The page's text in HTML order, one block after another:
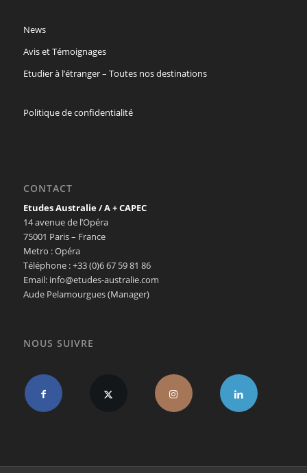
News
Avis et Témoignages
Etudier à l’étranger – Toutes nos destinations
Politique de confidentialité
CONTACT
Etudes Australie / A + CAPEC
14 avenue de l’Opéra
75001 Paris – France
Metro : Opéra
Téléphone : +33 (0)6 67 59 81 86
Email: info@etudes-australie.com
Aude Pelamourgues (Manager)
NOUS SUIVRE